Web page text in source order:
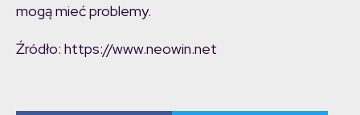
mogą mieć problemy.
Źródło: https://www.neowin.net